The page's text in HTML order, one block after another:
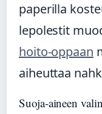
paperilla
lepolestit
hoito-oppaan
aiheuttaa
Suoja-aineen